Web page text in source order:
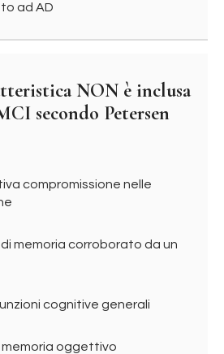
ad AD
NON è inclusa
secondo Petersen
compromissione nelle
memoria corroborato da un
cognitive generali
memoria oggettivo